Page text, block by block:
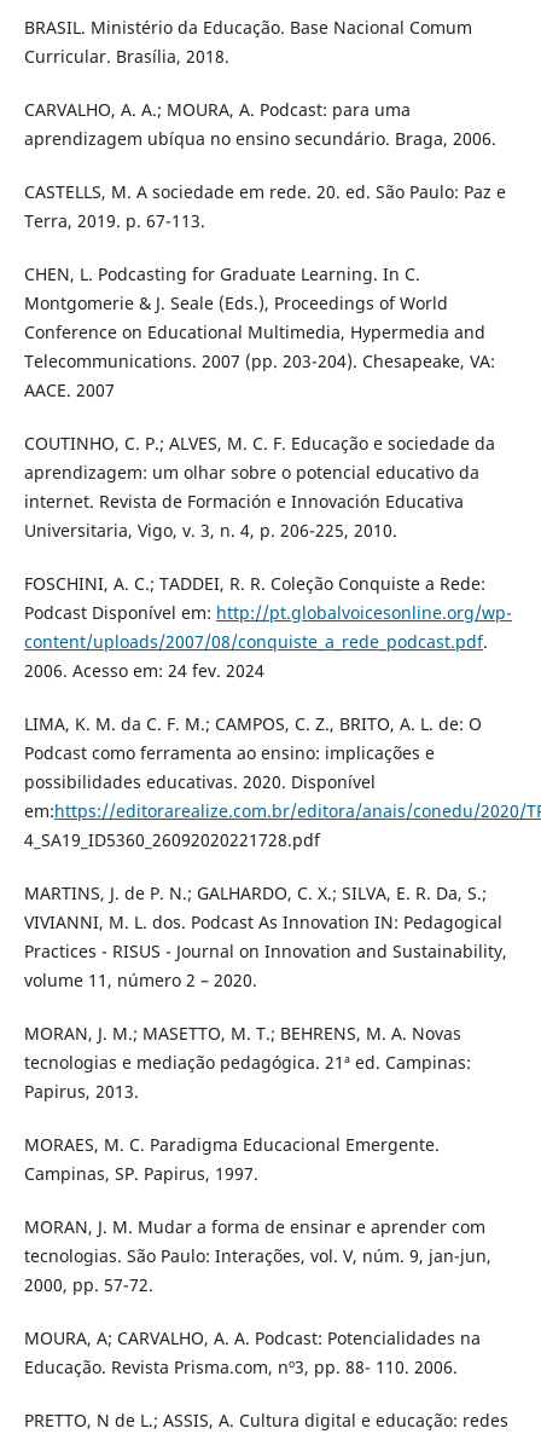
BRASIL. Ministério da Educação. Base Nacional Comum
Curricular. Brasília, 2018.
CARVALHO, A. A.; MOURA, A. Podcast: para uma
aprendizagem ubíqua no ensino secundário. Braga, 2006.
CASTELLS, M. A sociedade em rede. 20. ed. São Paulo: Paz e
Terra, 2019. p. 67-113.
CHEN, L. Podcasting for Graduate Learning. In C.
Montgomerie & J. Seale (Eds.), Proceedings of World
Conference on Educational Multimedia, Hypermedia and
Telecommunications. 2007 (pp. 203-204). Chesapeake, VA:
AACE. 2007
COUTINHO, C. P.; ALVES, M. C. F. Educação e sociedade da
aprendizagem: um olhar sobre o potencial educativo da
internet. Revista de Formación e Innovación Educativa
Universitaria, Vigo, v. 3, n. 4, p. 206-225, 2010.
FOSCHINI, A. C.; TADDEI, R. R. Coleção Conquiste a Rede:
Podcast Disponível em: http://pt.globalvoicesonline.org/wp-
content/uploads/2007/08/conquiste_a_rede_podcast.pdf.
2006. Acesso em: 24 fev. 2024
LIMA, K. M. da C. F. M.; CAMPOS, C. Z., BRITO, A. L. de: O
Podcast como ferramenta ao ensino: implicações e
possibilidades educativas. 2020. Disponível
em:https://editorarealize.com.br/editora/anais/conedu/2020/
4_SA19_ID5360_26092020221728.pdf
MARTINS, J. de P. N.; GALHARDO, C. X.; SILVA, E. R. Da, S.;
VIVIANNI, M. L. dos. Podcast As Innovation IN: Pedagogical
Practices - RISUS - Journal on Innovation and Sustainability,
volume 11, número 2 – 2020.
MORAN, J. M.; MASETTO, M. T.; BEHRENS, M. A. Novas
tecnologias e mediação pedagógica. 21ª ed. Campinas:
Papirus, 2013.
MORAES, M. C. Paradigma Educacional Emergente.
Campinas, SP. Papirus, 1997.
MORAN, J. M. Mudar a forma de ensinar e aprender com
tecnologias. São Paulo: Interações, vol. V, núm. 9, jan-jun,
2000, pp. 57-72.
MOURA, A; CARVALHO, A. A. Podcast: Potencialidades na
Educação. Revista Prisma.com, nº3, pp. 88- 110. 2006.
PRETTO, N de L.; ASSIS, A. Cultura digital e educação: redes